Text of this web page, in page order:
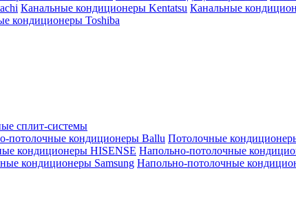
Канальные кондиционеры Kentatsu Канальные
кондиционеры Toshiba
сплит-системы
потолочные кондиционеры Ballu Потолочные
кондиционеры HISENSE Напольно-потолочные
кондиционеры Samsung Напольно-потолочные